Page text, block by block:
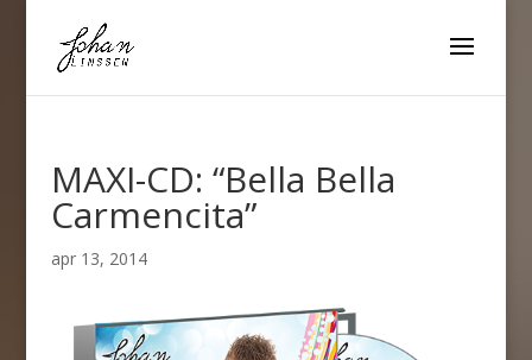
MAXI-CD: “Bella Bella
Carmencita”
apr 13, 2014